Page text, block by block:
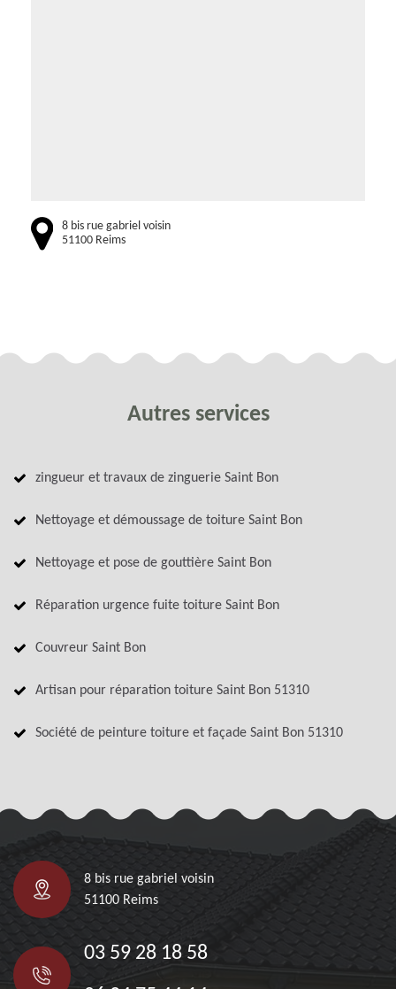
8 bis rue gabriel voisin
51100 Reims
Autres services
zingueur et travaux de zinguerie Saint Bon
Nettoyage et démoussage de toiture Saint Bon
Nettoyage et pose de gouttière Saint Bon
Réparation urgence fuite toiture Saint Bon
Couvreur Saint Bon
Artisan pour réparation toiture Saint Bon 51310
Société de peinture toiture et façade Saint Bon 51310
8 bis rue gabriel voisin
51100 Reims
03 59 28 18 58